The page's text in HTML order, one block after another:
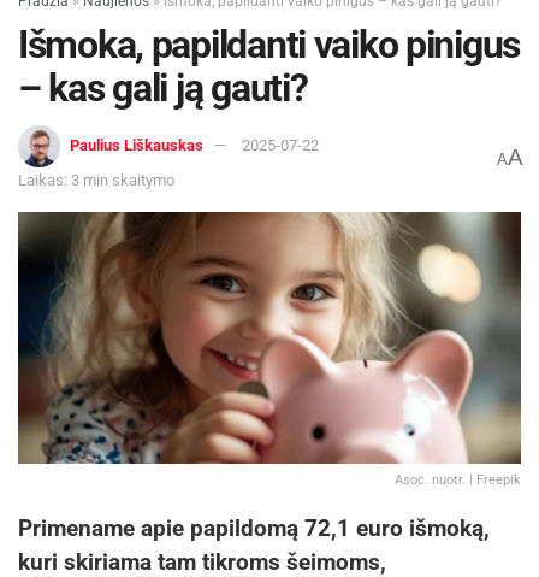
Išmoka, papildanti vaiko pinigus
– kas gali ją gauti?
Paulius Liškauskas
2025-07-22
Laikas: 3 min skaitymo
AA
Asoc. nuotr. | Freepik
Primename apie papildomą 72,1 euro išmoką,
kuri skiriama tam tikroms šeimoms,